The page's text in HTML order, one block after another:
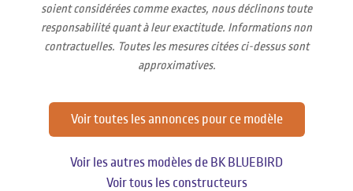
soient considérées comme exactes, nous déclinons toute
responsabilité quant à leur exactitude. Informations non
contractuelles. Toutes les mesures citées ci-dessus sont
approximatives.
Voir toutes les annonces pour ce modèle
Voir les autres modèles de BK BLUEBIRD
Voir tous les constructeurs